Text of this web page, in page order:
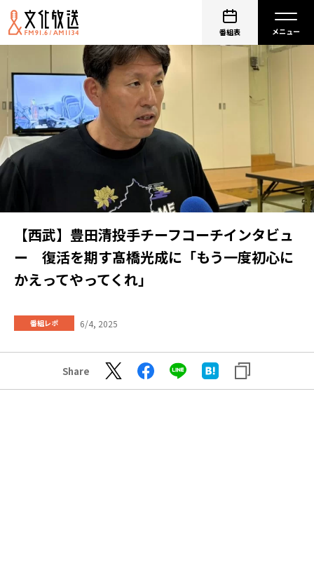
番組表
【西武】豊田清投手チーフコーチインタビュ
ー 復活を期す髙橋光成に「もう一度初心に
かえってやってくれ」
番組レポ 6/4, 2025
Share